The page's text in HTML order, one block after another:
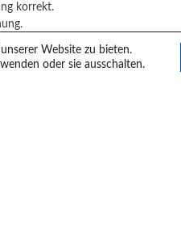
korrekt.
Website zu bieten.
oder sie ausschalten.